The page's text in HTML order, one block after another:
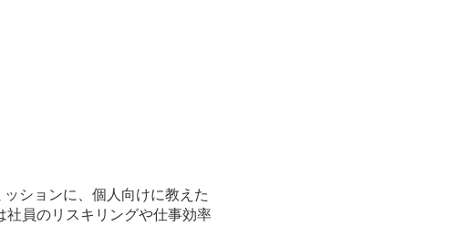
ションに、個人向けに教えた
員のリスキリングや仕事効率